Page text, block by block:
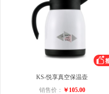
KS-悦享真空保温壶
销售价： ￥105.00